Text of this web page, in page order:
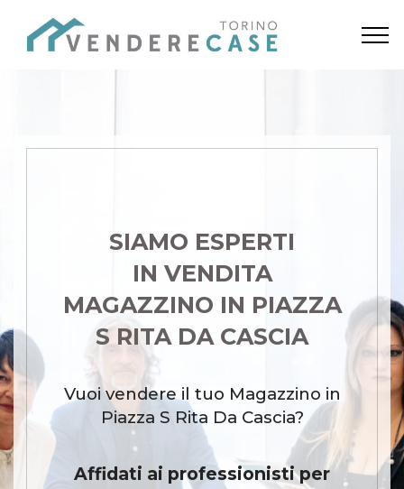
SIAMO ESPERTI
IN VENDITA
MAGAZZINO IN PIAZZA
S RITA DA CASCIA
Vuoi vendere il tuo Magazzino in
Piazza S Rita Da Cascia?
Affidati ai professionisti per